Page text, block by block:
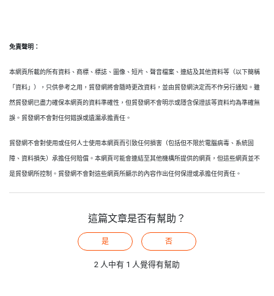
免責聲明：
本網頁所載的所有資料、商標、標誌、圖像、短片、聲音檔案、連結及其他資料等（以下簡稱
「資料」），只供參考之用，貿發網將會隨時更改資料，並由貿發網決定而不作另行通知。雖
然貿發網已盡力確保本網頁的資料準確性，但貿發網不會明示或隱含保證該等資料均為準確無
誤。貿發網不會對任何錯誤或遺漏承擔責任。
貿發網不會對使用或任何人士使用本網頁而引致任何損害（包括但不限於電腦病毒、系統固
障、資料損失）承擔任何賠償。本網頁可能會連結至其他機構所提供的網頁，但這些網頁並不
是貿發網所控制。貿發網不會對這些網頁所顯示的內容作出任何保證或承擔任何責任。
這篇文章是否有幫助？
是 否
2 人中有 1 人覺得有幫助